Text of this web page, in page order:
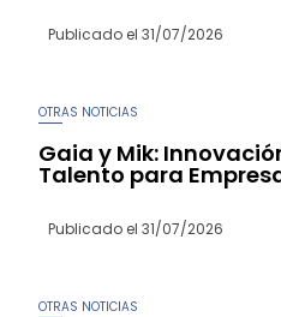
Publicado el 31/07/2026
OTRAS NOTICIAS
Gaia y Mik:
Talento para
Publicado el 31/07/2026
OTRAS NOTICIAS